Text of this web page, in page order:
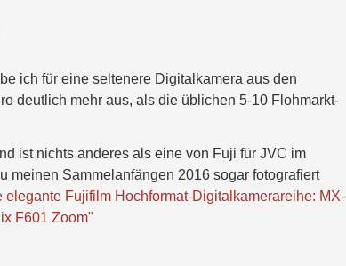
ich für eine seltenere Digitalkamera aus den
deutlich mehr aus, als die üblichen 5-10 Flohmarkt-
ist nichts anderes als eine von Fuji für JVC im
meinen Sammelanfängen 2016 sogar fotografiert
elegante Fujifilm Hochformat-Digitalkamerareihe: MX-
F601 Zoom"